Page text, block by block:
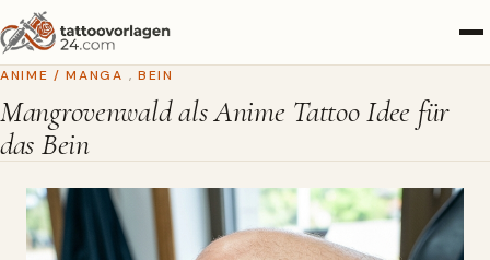
ANIME / MANGA , BEIN
Mangrovenwald als Anime Tattoo Idee für
das Bein